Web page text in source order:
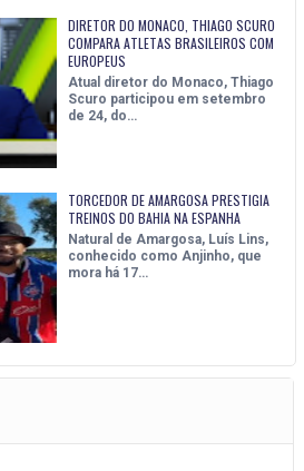
DIRETOR DO MONACO, THIAGO SCURO
COMPARA ATLETAS BRASILEIROS COM
EUROPEUS
Atual diretor do Monaco, Thiago
Scuro participou em setembro
de 24, do…
TORCEDOR DE AMARGOSA PRESTIGIA
TREINOS DO BAHIA NA ESPANHA
Natural de Amargosa, Luís Lins,
conhecido como Anjinho, que
mora há 17…